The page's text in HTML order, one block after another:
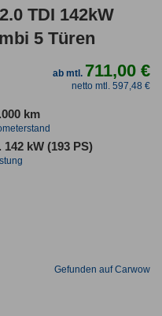
TDI 142kW
5 Türen
ab mtl. 711,00 €
netto mtl. 597,48 €
km
142 kW (193 PS)
Gefunden auf Carwow